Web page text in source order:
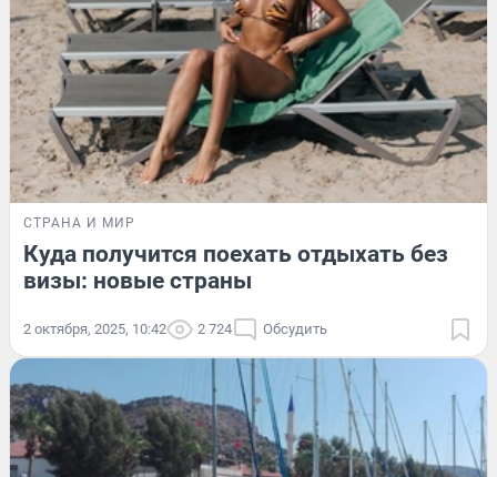
СТРАНА И МИР
Куда получится поехать отдыхать без
визы: новые страны
2 октября, 2025, 10:42 2 724 Обсудить